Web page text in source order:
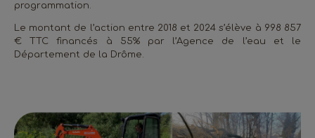
programmation.
Le montant de l’action entre 2018 et 2024 s’élève à 998 857
€ TTC financés à 55% par l’Agence de l’eau et le
Département de la Drôme.